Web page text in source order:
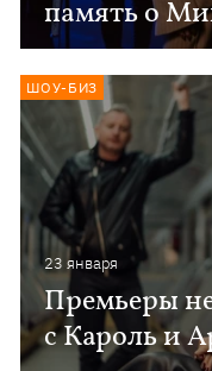
память о
23 января
Премьеры
с Кароль и
ШОУ-БИЗ